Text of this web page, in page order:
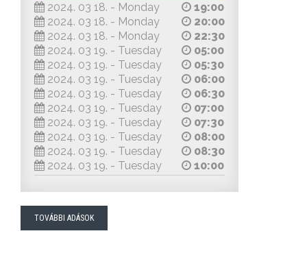
2024. 03 18. - Monday
19:00
2024. 03 18. - Monday
20:00
2024. 03 18. - Monday
22:30
2024. 03 19. - Tuesday
05:00
2024. 03 19. - Tuesday
05:30
2024. 03 19. - Tuesday
06:00
2024. 03 19. - Tuesday
06:30
2024. 03 19. - Tuesday
07:00
2024. 03 19. - Tuesday
07:30
2024. 03 19. - Tuesday
08:00
2024. 03 19. - Tuesday
08:30
2024. 03 19. - Tuesday
10:00
TOVÁBBI ADÁSOK